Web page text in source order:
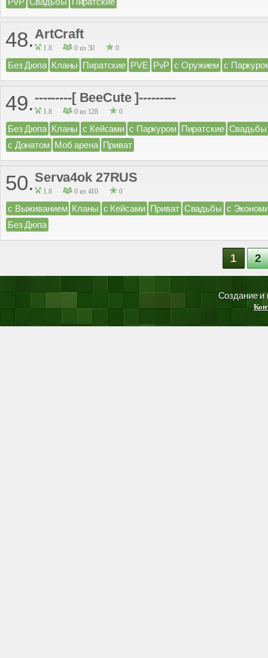
48.ArtCraft
1.8 0 из 50 0
Без Дюпа Кланы Пиратские PVE PvP с Оружием с
49. ---------[ BeeCute ]---------
1.8 0 из 128 0
Без Дюпа Кланы с Кейсами с Паркуром Пиратские Свадьбы
с Донатом Моб арена Приват
50. Serva4ok 27RUS
1.8 0 из 410 0
с Выживанием Кланы с Кейсами Приват Свадьбы с
Без Дюпа
1 2
Создание и